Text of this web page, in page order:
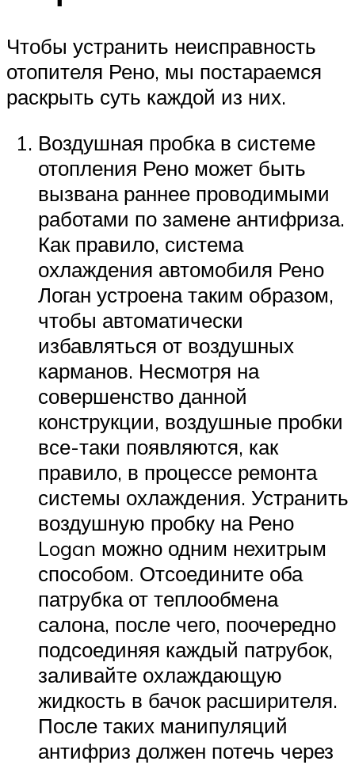
Чтобы устранить неисправность
отопителя Рено, мы постараемся
раскрыть суть каждой из них.
Воздушная пробка в системе
отопления Рено может быть
вызвана раннее проводимыми
работами по замене антифриза.
Как правило, система
охлаждения автомобиля Рено
Логан устроена таким образом,
чтобы автоматически
избавляться от воздушных
карманов. Несмотря на
совершенство данной
конструкции, воздушные пробки
все-таки появляются, как
правило, в процессе ремонта
системы охлаждения. Устранить
воздушную пробку на Рено
Logan можно одним нехитрым
способом. Отсоедините оба
патрубка от теплообмена
салона, после чего, поочередно
подсоединяя каждый патрубок,
заливайте охлаждающую
жидкость в бачок расширителя.
После таких манипуляций
антифриз должен потечь через